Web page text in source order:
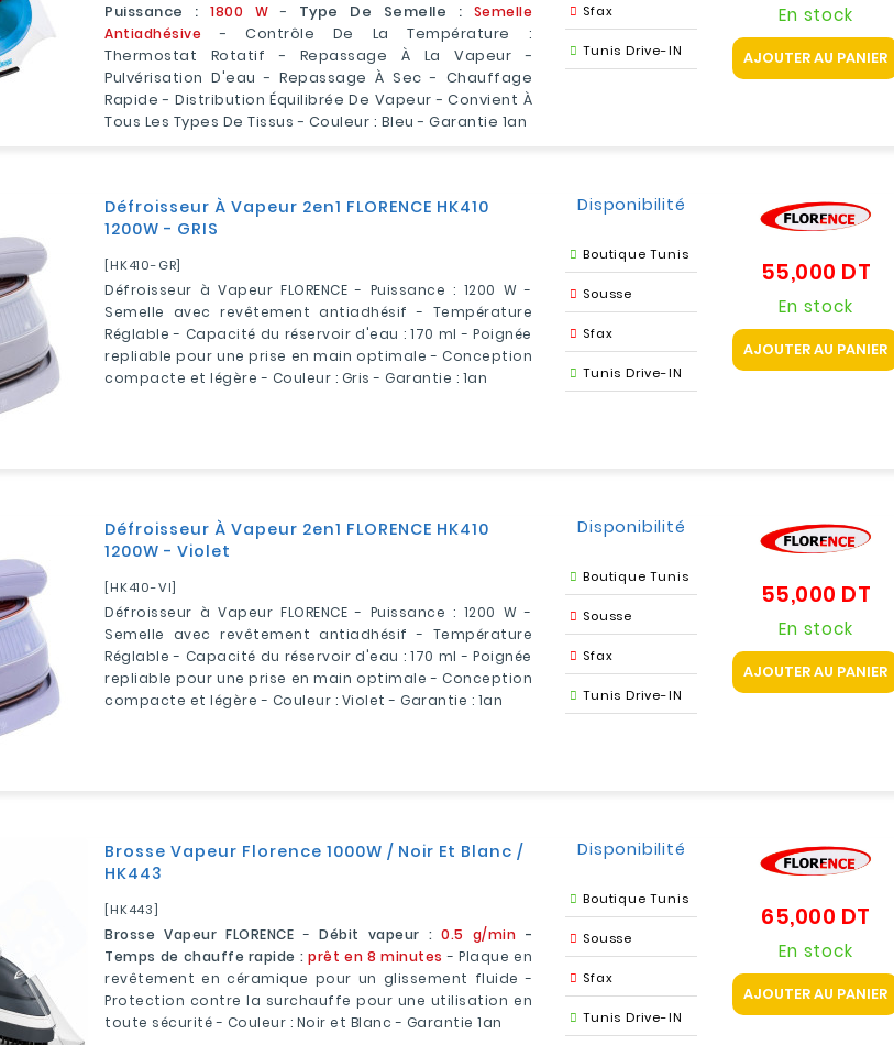
Puissance :1800 W - Type De Semelle :
Semelle
Antiadhésive - Contrôle De La Température :
Thermostat Rotatif - Repassage À La Vapeur -
Pulvérisation D'eau - Repassage À Sec - Chauffage
Rapide - Distribution Équilibrée De Vapeur - Convient À
Tous Les Types De Tissus - Couleur : Bleu - Garantie 1an
Sfax
Tunis Drive-IN
En stock
AJOUTER AU PANIER
Défroisseur À Vapeur 2en1 FLORENCE HK410
1200W - GRIS
[HK410-GR]
Défroisseur à Vapeur FLORENCE - Puissance : 1200 W -
Semelle avec revêtement antiadhésif - Température
Réglable - Capacité du réservoir d'eau : 170 ml - Poignée
repliable pour une prise en main optimale - Conception
compacte et légère - Couleur : Gris - Garantie : 1an
Disponibilité
Boutique Tunis
Sousse
Sfax
Tunis Drive-IN
55,000 DT
En stock
AJOUTER AU PANIER
Défroisseur À Vapeur 2en1 FLORENCE HK410
1200W - Violet
[HK410-VI]
Défroisseur à Vapeur FLORENCE - Puissance : 1200 W -
Semelle avec revêtement antiadhésif - Température
Réglable - Capacité du réservoir d'eau : 170 ml - Poignée
repliable pour une prise en main optimale - Conception
compacte et légère - Couleur : Violet - Garantie : 1an
Disponibilité
Boutique Tunis
Sousse
Sfax
Tunis Drive-IN
55,000 DT
En stock
AJOUTER AU PANIER
Brosse Vapeur Florence 1000W / Noir Et Blanc /
HK443
[HK443]
Brosse Vapeur FLORENCE - Débit vapeur : 0.5 g/min -
Temps de chauffe rapide : prêt en 8 minutes - Plaque en
revêtement en céramique pour un glissement fluide -
Protection contre la surchauffe pour une utilisation en
toute sécurité - Couleur : Noir et Blanc - Garantie 1an
Disponibilité
Boutique Tunis
Sousse
Sfax
Tunis Drive-IN
65,000 DT
En stock
AJOUTER AU PANIER